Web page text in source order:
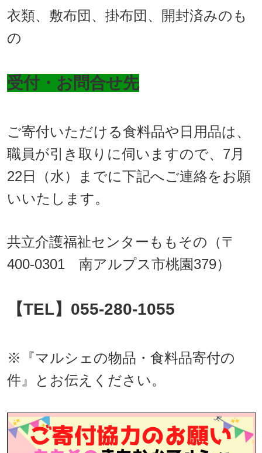
衣類、敷布団、掛布団、開封済みのも
の
受付・お問合せ先
ご寄付いただける食料品や日用品は、
職員が引き取りに伺いますので、7月
22日（水）までに下記へご連絡をお願
いいたします。
共立介護福祉センターももその（〒
400-0301 南アルプス市桃園379）
【TEL】055-280-1055
※『マルシェの物品・食料品寄付の
件』とお伝えください。